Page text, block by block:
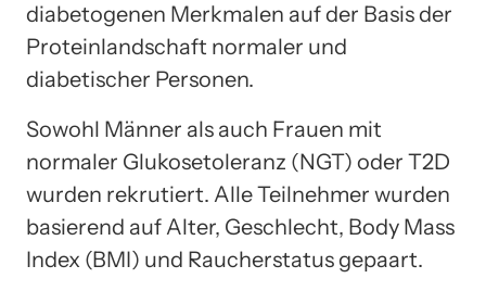
diabetogenen Merkmalen auf der Basis der
Proteinlandschaft normaler und
diabetischer Personen.
Sowohl Männer als auch Frauen mit
normaler Glukosetoleranz (NGT) oder T2D
wurden rekrutiert. Alle Teilnehmer wurden
basierend auf Alter, Geschlecht, Body Mass
Index (BMI) und Raucherstatus gepaart.